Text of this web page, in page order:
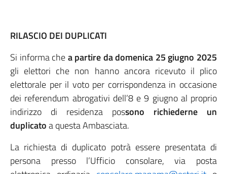
RILASCIO DEI DUPLICATI
Si informa chea partire da domenica 25 giugno 2025
gli elettori che non hanno ancora ricevuto il plico
elettorale per il voto per corrispondenza in occasione
dei referendum abrogativi dell’8 e 9 giugno al proprio
indirizzo di residenza possono richiederne un
duplicatoa questa Ambasciata.
La richiesta di duplicato potrà essere presentata di
persona presso l’Ufficio consolare, via posta